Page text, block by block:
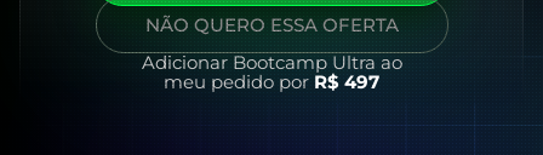
NÃO QUERO ESSA OFERTA
Adicionar Bootcamp Ultra ao
meu pedido por R$ 497